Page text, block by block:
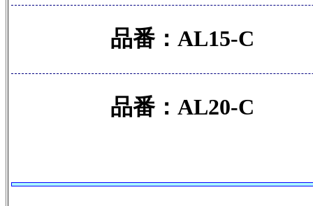
品番：AL15-C
品番：AL20-C